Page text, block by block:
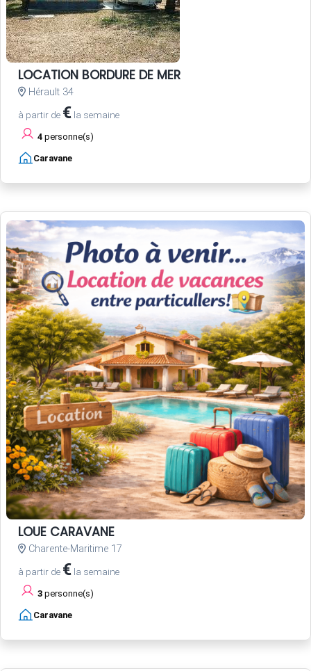
LOCATION BORDURE DE MER
Hérault 34
à partir de € la semaine
4 personne(s)
Caravane
LOUE CARAVANE
Charente-Maritime 17
à partir de € la semaine
3 personne(s)
Caravane